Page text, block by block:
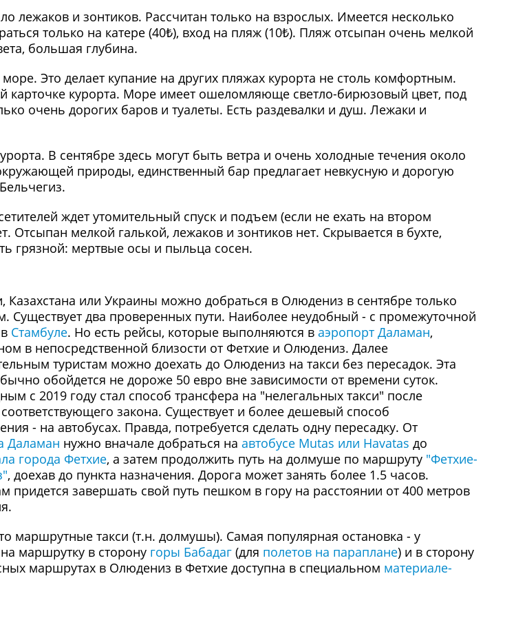
лежаков и зонтиков. Рассчитан только на взрослых. Имеется несколько
только на катере (40₺), вход на пляж (10₺). Пляж отсыпан очень мелкой
большая глубина.
Это делает купание на других пляжах курорта не столь комфортным.
карточке курорта. Море имеет ошеломляюще светло-бирюзовый цвет, под
очень дорогих баров и туалеты. Есть раздевалки и душ. Лежаки и
В сентябре здесь могут быть ветра и очень холодные течения около
природы, единственный бар предлагает невкусную и дорогую
ждет утомительный спуск и подъем (если не ехать на втором
Отсыпан мелкой галькой, лежаков и зонтиков нет. Скрывается в бухте,
грязной: мертвые осы и пыльца сосен.
Казахстана или Украины можно добраться в Олюдениз в сентябре только
Существует два проверенных пути. Наиболее неудобный - с промежуточной
Стамбуле. Но есть рейсы, которые выполняются в аэропорт Даламан,
в непосредственной близости от Фетхие и Олюдениз. Далее
туристам можно доехать до Олюдениз на такси без пересадок. Эта
обойдется не дороже 50 евро вне зависимости от времени суток.
с 2019 году стал способ трансфера на "нелегальных такси" после
закона. Существует и более дешевый способ
- на автобусах. Правда, потребуется сделать одну пересадку. От
Даламан нужно вначале добраться на автобусе Mutas или Havatas до
города Фетхие, а затем продолжить путь на долмуше по маршруту "Фетхие-
, доехав до пункта назначения. Дорога может занять более 1.5 часов.
придется завершать свой путь пешком в гору на расстоянии от 400 метров
маршрутные такси (т.н. долмушы). Самая популярная остановка - у
маршрутку в сторону горы Бабадаг (для полетов на параплане) и в сторону
маршрутах в Олюдениз в Фетхие доступна в специальном материале-